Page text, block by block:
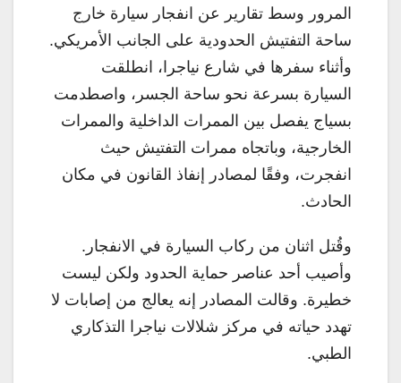
المرور وسط تقارير عن انفجار سيارة خارج
ساحة التفتيش الحدودية على الجانب الأمريكي.
وأثناء سفرها في شارع نياجرا، انطلقت
السيارة بسرعة نحو ساحة الجسر، واصطدمت
بسياج يفصل بين الممرات الداخلية والممرات
الخارجية، وباتجاه ممرات التفتيش حيث
انفجرت، وفقًا لمصادر إنفاذ القانون في مكان
الحادث.
وقُتل اثنان من ركاب السيارة في الانفجار.
وأصيب أحد عناصر حماية الحدود ولكن ليست
خطيرة. وقالت المصادر إنه يعالج من إصابات لا
تهدد حياته في مركز شلالات نياجرا التذكاري
الطبي.